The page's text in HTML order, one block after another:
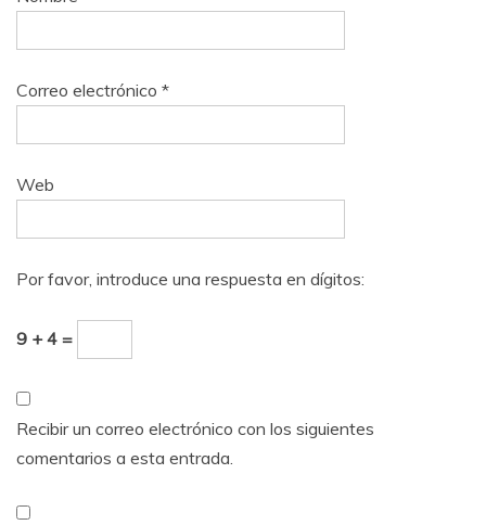
Correo electrónico *
Web
Por favor, introduce una respuesta en dígitos:
9 + 4 =
Recibir un correo electrónico con los siguientes
comentarios a esta entrada.